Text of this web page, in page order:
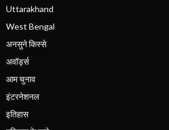
Uttarakhand
West Bengal
अनसुने किस्से
अवॉर्ड्स
आम चुनाव
इंटरनेशनल
इतिहास